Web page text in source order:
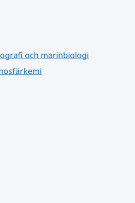
och marinbiologi